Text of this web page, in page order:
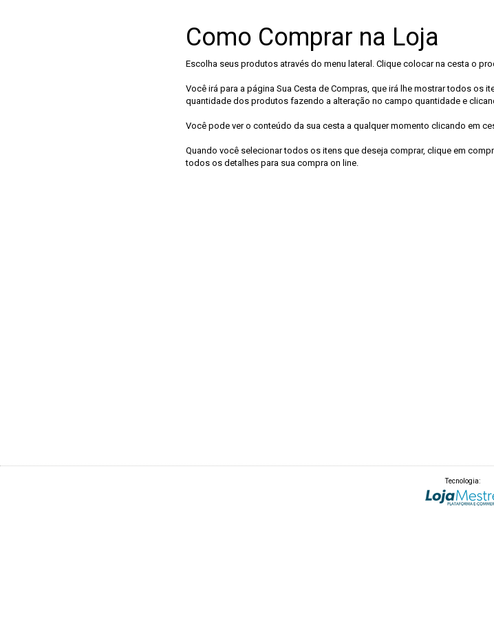
Como Comprar na Loja
Escolha seus produtos através do menu lateral. Clique colocar na cesta o
Você irá para a página Sua Cesta de Compras, que irá lhe mostrar todos
quantidade dos produtos fazendo a alteração no campo quantidade e
Você pode ver o conteúdo da sua cesta a qualquer momento clicando em
Quando você selecionar todos os itens que deseja comprar, clique em
todos os detalhes para sua compra on line.
Tecnologia: